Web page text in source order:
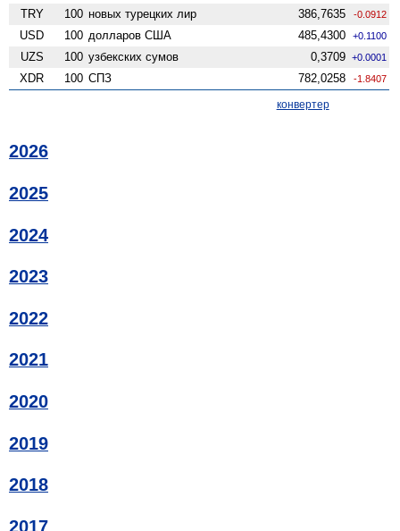
TRY 100 новых турецких лир 386,7635 -0.0912
USD 100 долларов США 485,4300 +0.1100
UZS 100 узбекских сумов 0,3709 +0.0001
XDR 100 СПЗ 782,0258 -1.8407
конвертер
2026
2025
2024
2023
2022
2021
2020
2019
2018
2017